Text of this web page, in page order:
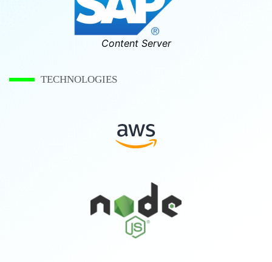
Content Server
TECHNOLOGIES